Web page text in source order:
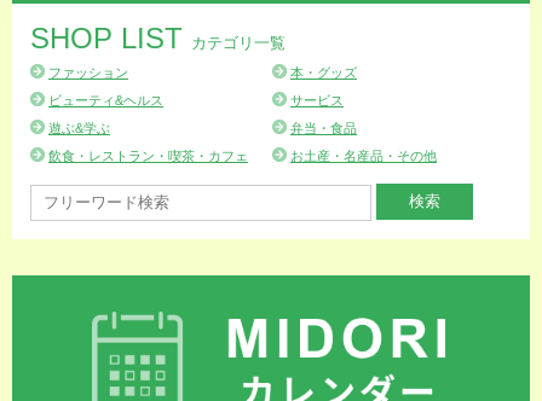
SHOP LIST カテゴリ一覧
ファッション
本・グッズ
ビューティ&ヘルス
サービス
遊ぶ&学ぶ
弁当・食品
飲食・レストラン・喫茶・カフェ
お土産・名産品・その他